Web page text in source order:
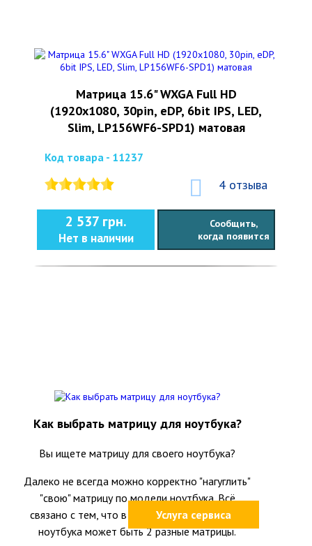
Матрица 15.6" WXGA Full HD
(1920x1080, 30pin, eDP, 6bit IPS, LED,
Slim, LP156WF6-SPD1) матовая
Код товара - 11237
4 отзыва
2 537 грн.
Нет в наличии
Сообщить,
когда появится
Услуга сервиса
Как выбрать матрицу для ноутбука?
Вы ищете матрицу для своего ноутбука?
Далеко не всегда можно корректно "нагуглить"
"свою" матрицу по модели ноутбука. Всё
связано с тем, что в одной и той же модели
ноутбука может быть 2 разные матрицы.